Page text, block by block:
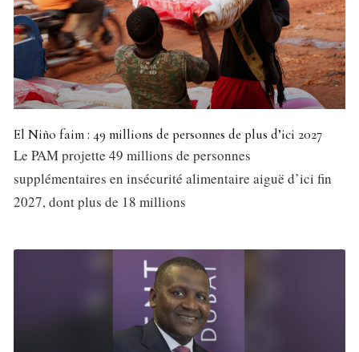
El Niño faim : 49 millions de personnes de plus d’ici 2027
Le PAM projette 49 millions de personnes
supplémentaires en insécurité alimentaire aiguë d’ici fin
2027, dont plus de 18 millions